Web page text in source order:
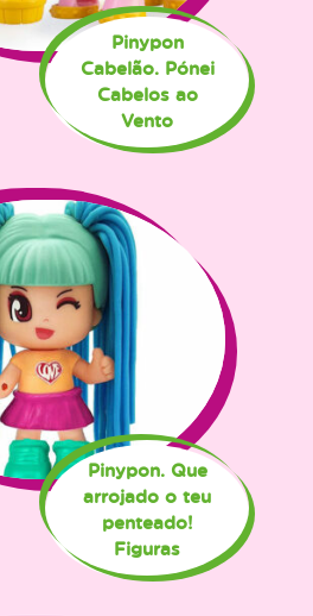
Pinypon
Cabelão. Pónei
Cabelos ao
Vento
Pinypon. Que
arrojado o teu
penteado!
Figuras